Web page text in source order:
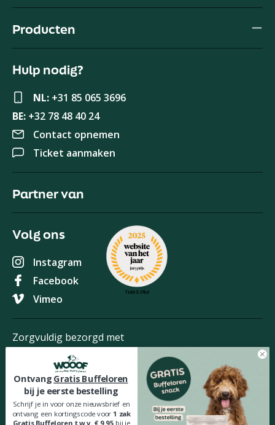
Volg ons
Instagram
Facebook
Vimeo
Producten
Hulp nodig?
NL: +31 85 065 3696
BE: +32 78 48 40 24
Contact opnemen
Ticket aanmaken
Partner van
Zorgvuldig bezorgd met
Veilig betalen met
Ontvang Gratis Buffeloren
bij je eerste bestelling
Schrijf je in voor onze nieuwsbrief en
ontvang een kortingscode voor 1 zak
Gratis Buffeloren t.w.v. € 9.95 bij je